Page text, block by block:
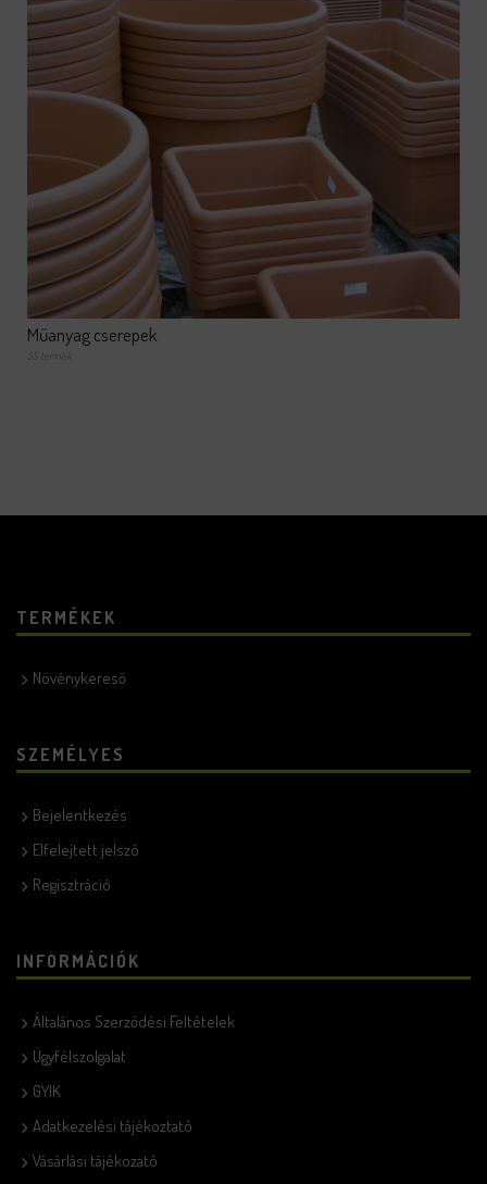
Műanyag cserepek
TERMÉKEK
Növénykereső
SZEMÉLYES
Bejelentkezés
Elfelejtett jelszó
Regisztráció
INFORMÁCIÓK
Általános Szerződési Feltételek
Ügyfélszolgalat
GYIK
Adatkezelési tájékoztató
Vásárlási tájékozató